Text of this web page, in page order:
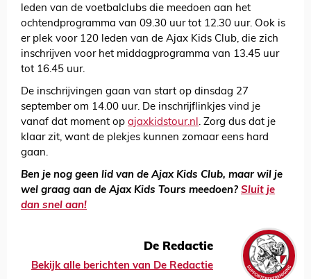
leden van de voetbalclubs die meedoen aan het
ochtendprogramma van 09.30 uur tot 12.30 uur. Ook is
er plek voor 120 leden van de Ajax Kids Club, die zich
inschrijven voor het middagprogramma van 13.45 uur
tot 16.45 uur.
De inschrijvingen gaan van start op dinsdag 27
september om 14.00 uur. De inschrijflinkjes vind je
vanaf dat moment op ajaxkidstour.nl. Zorg dus dat je
klaar zit, want de plekjes kunnen zomaar eens hard
gaan.
Ben je nog geen lid van de Ajax Kids Club, maar wil je
wel graag aan de Ajax Kids Tours meedoen? Sluit je
dan snel aan!
De Redactie
Bekijk alle berichten van De Redactie